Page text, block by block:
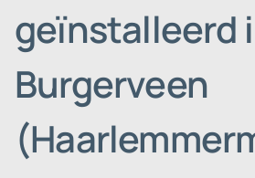
geïnstalleerd
Burgerveen